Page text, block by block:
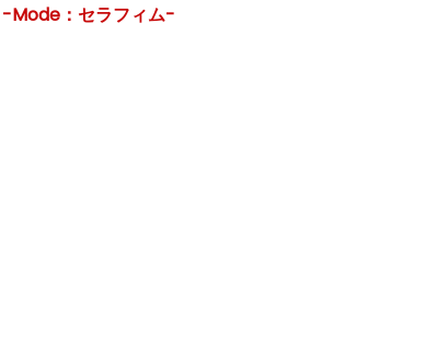
-Mode：セラフィム-